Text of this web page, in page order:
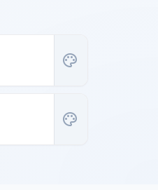
palette
palette